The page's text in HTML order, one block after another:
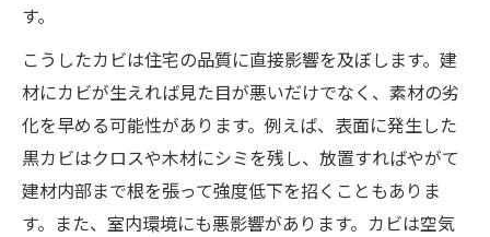
す。
こうしたカビは住宅の品質に直接影響を及ぼします。建
材にカビが生えれば見た目が悪いだけでなく、素材の劣
化を早める可能性があります。例えば、表面に発生した
黒カビはクロスや木材にシミを残し、放置すればやがて
建材内部まで根を張って強度低下を招くこともありま
す。また、室内環境にも悪影響があります。カビは空気